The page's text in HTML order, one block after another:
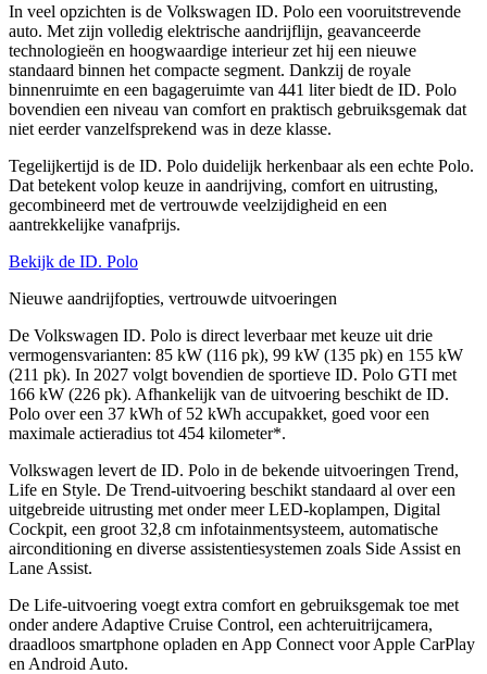
In veel opzichten is de Volkswagen ID. Polo een vooruitstrevende
auto. Met zijn volledig elektrische aandrijflijn, geavanceerde
technologieën en hoogwaardige interieur zet hij een nieuwe
standaard binnen het compacte segment. Dankzij de royale
binnenruimte en een bagageruimte van 441 liter biedt de ID. Polo
bovendien een niveau van comfort en praktisch gebruiksgemak dat
niet eerder vanzelfsprekend was in deze klasse.
Tegelijkertijd is de ID. Polo duidelijk herkenbaar als een echte Polo.
Dat betekent volop keuze in aandrijving, comfort en uitrusting,
gecombineerd met de vertrouwde veelzijdigheid en een
aantrekkelijke vanafprijs.
Bekijk de ID. Polo
Nieuwe aandrijfopties, vertrouwde uitvoeringen
De Volkswagen ID. Polo is direct leverbaar met keuze uit drie
vermogensvarianten: 85 kW (116 pk), 99 kW (135 pk) en 155 kW
(211 pk). In 2027 volgt bovendien de sportieve ID. Polo GTI met
166 kW (226 pk). Afhankelijk van de uitvoering beschikt de ID.
Polo over een 37 kWh of 52 kWh accupakket, goed voor een
maximale actieradius tot 454 kilometer*.
Volkswagen levert de ID. Polo in de bekende uitvoeringen Trend,
Life en Style. De Trend-uitvoering beschikt standaard al over een
uitgebreide uitrusting met onder meer LED-koplampen, Digital
Cockpit, een groot 32,8 cm infotainmentsysteem, automatische
airconditioning en diverse assistentiesystemen zoals Side Assist en
Lane Assist.
De Life-uitvoering voegt extra comfort en gebruiksgemak toe met
onder andere Adaptive Cruise Control, een achteruitrijcamera,
draadloos smartphone opladen en App Connect voor Apple CarPlay
en Android Auto.